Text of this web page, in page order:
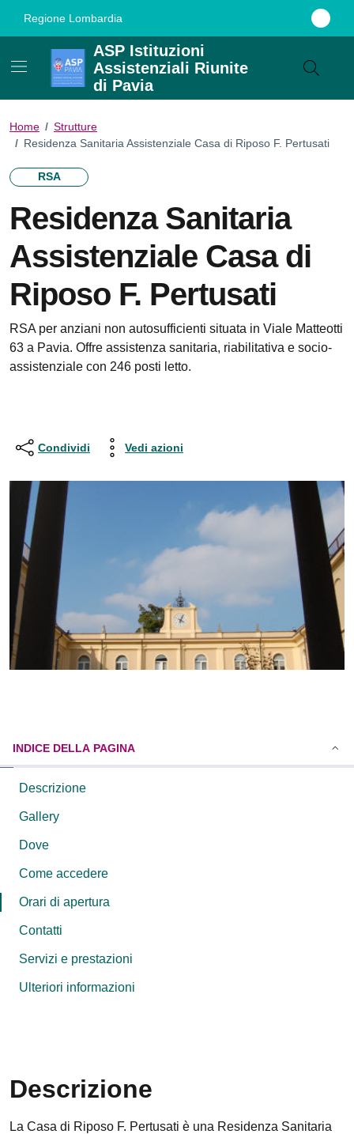
Regione Lombardia
ASP Istituzioni
Assistenziali Riunite
di Pavia
Home / Strutture
/ Residenza Sanitaria Assistenziale Casa di Riposo F. Pertusati
RSA
Residenza Sanitaria
Assistenziale Casa di
Riposo F. Pertusati
RSA per anziani non autosufficienti situata in Viale Matteotti
63 a Pavia. Offre assistenza sanitaria, riabilitativa e socio-
assistenziale con 246 posti letto.
Condividi Vedi azioni
INDICE DELLA PAGINA
Descrizione
Gallery
Dove
Come accedere
Orari di apertura
Contatti
Servizi e prestazioni
Ulteriori informazioni
Descrizione
La Casa di Riposo F. Pertusati è una Residenza Sanitaria